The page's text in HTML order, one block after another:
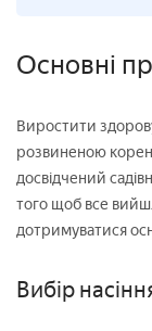
Основні
Виростити
розвиненою
досвідчений
того щоб все
дотримуватися
Вибір